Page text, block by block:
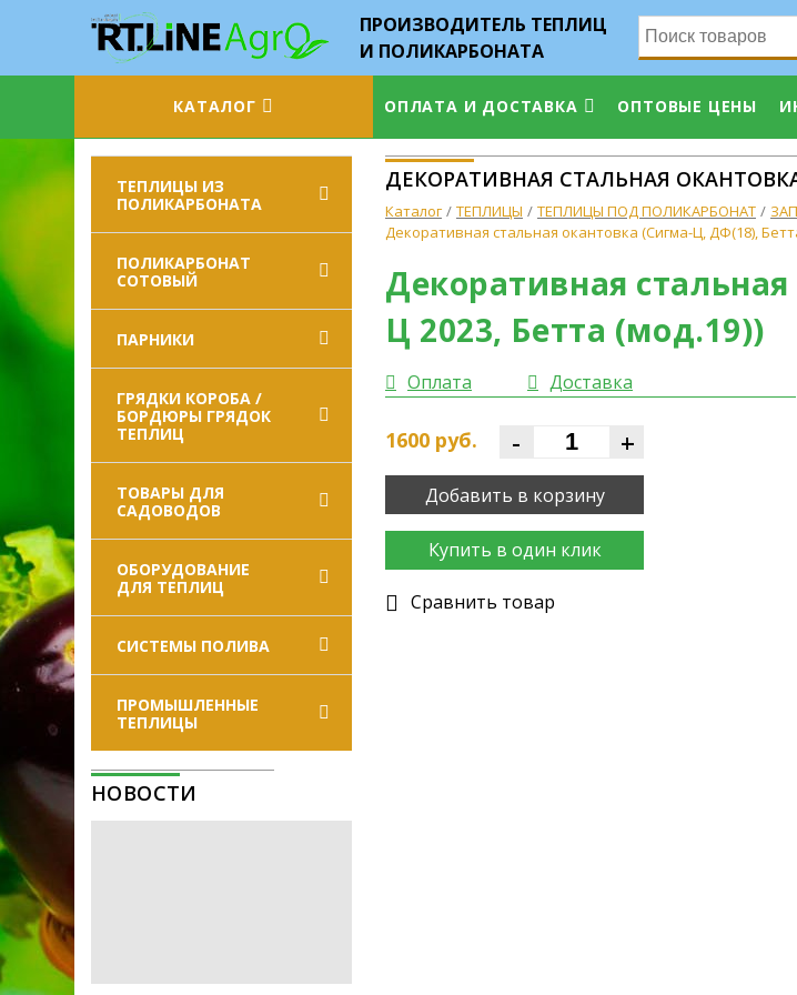
ПРОИЗВОДИТЕЛЬ ТЕПЛИЦ
И ПОЛИКАРБОНАТА
КАТАЛОГ ОПЛАТА И ДОСТАВКА ОПТОВЫЕ ЦЕНЫ
ТЕПЛИЦЫ ИЗ
ПОЛИКАРБОНАТА
ПОЛИКАРБОНАТ
СОТОВЫЙ
ПАРНИКИ
ГРЯДКИ КОРОБА /
БОРДЮРЫ ГРЯДОК
ТЕПЛИЦ
ТОВАРЫ ДЛЯ
САДОВОДОВ
ОБОРУДОВАНИЕ
ДЛЯ ТЕПЛИЦ
СИСТЕМЫ ПОЛИВА
ПРОМЫШЛЕННЫЕ
ТЕПЛИЦЫ
НОВОСТИ
ДЕКОРАТИВНАЯ СТАЛЬНАЯ
Каталог ТЕПЛИЦЫ ТЕПЛИЦЫ ПОД ПОЛИКАРБОНАТ
Декоративная стальная окантовка (Сигма-Ц, ДФ(18),
Декоративная
Ц 2023, Бетта (мод.19))
Оплата Доставка
1600 руб. - +
Добавить в корзину
Купить в один клик
Cравнить товар